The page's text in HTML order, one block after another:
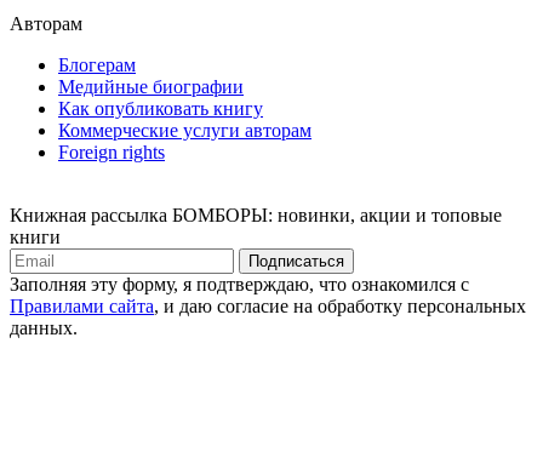
Авторам
Блогерам
Медийные биографии
Как опубликовать книгу
Коммерческие услуги авторам
Foreign rights
Книжная рассылка БОМБОРЫ: новинки, акции и топовые
книги
Подписаться
Заполняя эту форму, я подтверждаю, что ознакомился с
Правилами сайта, и даю согласие на обработку персональных
данных.